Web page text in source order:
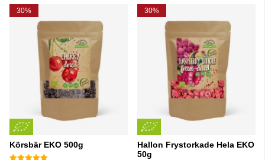
30%
Körsbär EKO 500g
30%
Hallon Frystorkade Hela EKO
50g